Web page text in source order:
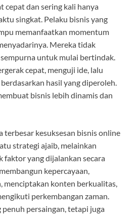
cepat dan sering kali hanya
singkat. Pelaku bisnis yang
memanfaatkan momentum
Mereka tidak
untuk mulai bertindak.
cepat, menguji ide, lalu
hasil yang diperoleh.
bisnis lebih dinamis dan
terbesar kesuksesan bisnis online
strategi ajaib, melainkan
faktor yang dijalankan secara
kepercayaan,
menciptakan konten berkualitas,
perkembangan zaman.
persaingan, tetapi juga